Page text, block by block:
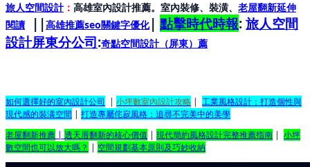
旅人空間設計： 高雄室內設計推薦。室內裝修、裝潢、 老屋翻新延伸
閱讀
||高雄推薦seo關鍵字優化| 點擊時代時報: 旅人空間
設計屏東分公司:奇點空間設計（屏東） 薦
如何選擇好的室內設計公司 | 小坪數室內設計攻略 | 工業風格設計：打造個性與
現代感的裝潢空間 | 打造專屬侘寂風格：追尋不完美中的美學
老屋翻新推薦 | 透天厝翻新的核心價值 | 現代簡約風格設計完整推薦指南 | 小坪
數空間也可以放大嗎？ | 空間規劃基本原則及巧妙收納